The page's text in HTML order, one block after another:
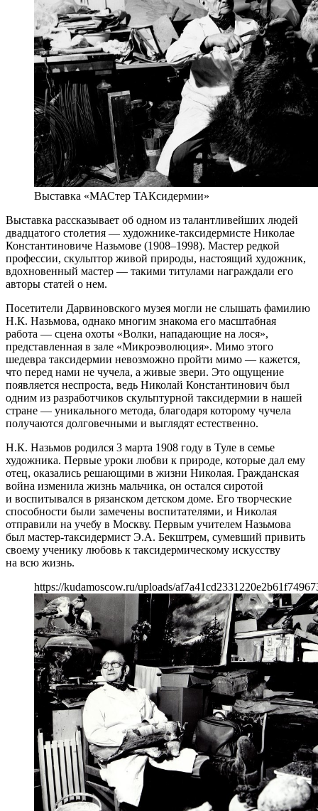
Выставка «МАСтер ТАКсидермии»
Выставка рассказывает об одном из талантливейших людей
двадцатого столетия — художнике-таксидермисте Николае
Константиновиче Назьмове (1908–1998). Мастер редкой
профессии, скульптор живой природы, настоящий художник,
вдохновенный мастер — такими титулами награждали его
авторы статей о нем.
Посетители Дарвиновского музея могли не слышать фамилию
Н.К. Назьмова, однако многим знакома его масштабная
работа — сцена охоты «Волки, нападающие на лося»,
представленная в зале «Микроэволюция». Мимо этого
шедевра таксидермии невозможно пройти мимо — кажется,
что перед нами не чучела, а живые звери. Это ощущение
появляется неспроста, ведь Николай Константинович был
одним из разработчиков скульптурной таксидермии в нашей
стране — уникального метода, благодаря которому чучела
получаются долговечными и выглядят естественно.
Н.К. Назьмов родился 3 марта 1908 году в Туле в семье
художника. Первые уроки любви к природе, которые дал ему
отец, оказались решающими в жизни Николая. Гражданская
война изменила жизнь мальчика, он остался сиротой
и воспитывался в рязанском детском доме. Его творческие
способности были замечены воспитателями, и Николая
отправили на учебу в Москву. Первым учителем Назьмова
был мастер-таксидермист Э.А. Бекштрем, сумевший привить
своему ученику любовь к таксидермическому искусству
на всю жизнь.
https://kudamoscow.ru/uploads/